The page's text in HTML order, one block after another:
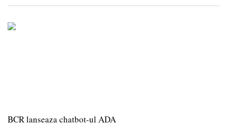
BCR lanseaza chatbot-ul ADA